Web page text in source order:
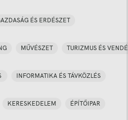
ÉS ERDÉSZET
MŰVÉSZET TURIZMUS ÉS
INFORMATIKA ÉS TÁVKÖZLÉS
KERESKEDELEM ÉPÍTŐIPAR